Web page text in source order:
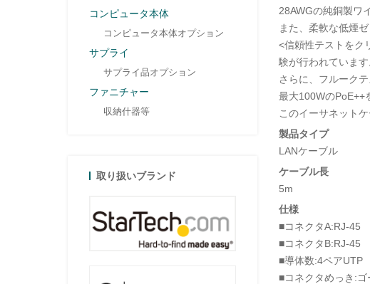
28AWGの純銅製ワ
また、柔軟な低煙
<信頼性テストをク
験が行われています
さらに、フルーク
最大100WのPoE++
このイーサネット
製品タイプ
LANケーブル
ケーブル長
5m
仕様
■コネクタA:RJ-45
■コネクタB:RJ-45
■導体数:4ペアUTP
■コネクタめっき:ゴ
コンピュータ本体
コンピュータ本体オプション
サプライ
サプライ品オプション
ファニチャー
収納什器等
取り扱いブランド